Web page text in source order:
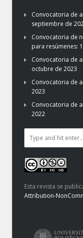
Convocatoria de
septiembre de
Convocatoria de
para resúmenes:
Convocatoria de
octubre de 2023
Convocatoria de
2023
Convocatoria de
2022
Esta revista se
Attribution-